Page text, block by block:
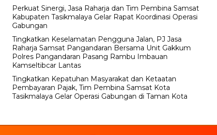
Perkuat Sinergi, Jasa Raharja dan Tim Pembina Samsat
Kabupaten Tasikmalaya Gelar Rapat Koordinasi Operasi
Gabungan
Tingkatkan Keselamatan Pengguna Jalan, PJ Jasa
Raharja Samsat Pangandaran Bersama Unit Gakkum
Polres Pangandaran Pasang Rambu Imbauan
Kamseltibcar Lantas
Tingkatkan Kepatuhan Masyarakat dan Ketaatan
Pembayaran Pajak, Tim Pembina Samsat Kota
Tasikmalaya Gelar Operasi Gabungan di Taman Kota